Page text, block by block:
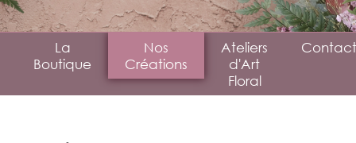
La
Boutique
Nos
Créations
Ateliers
d'Art
Floral